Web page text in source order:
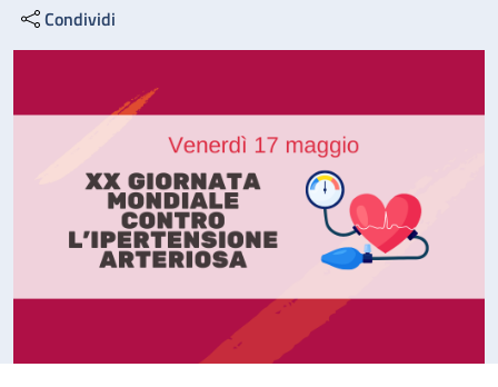
Condividi